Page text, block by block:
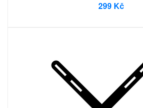
299 Kč